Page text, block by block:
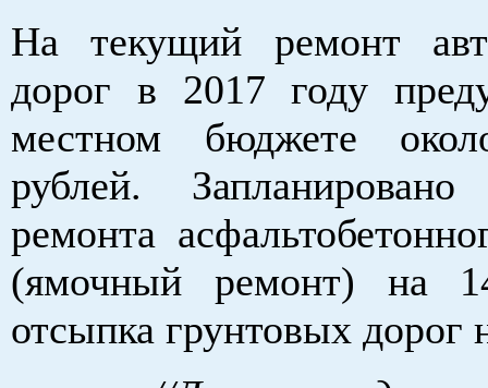
На текущий ремонт
дорог в 2017 году
местном бюджете
рублей. Запланировано
ремонта
(ямочный ремонт) на
отсыпка грунтовых дорог